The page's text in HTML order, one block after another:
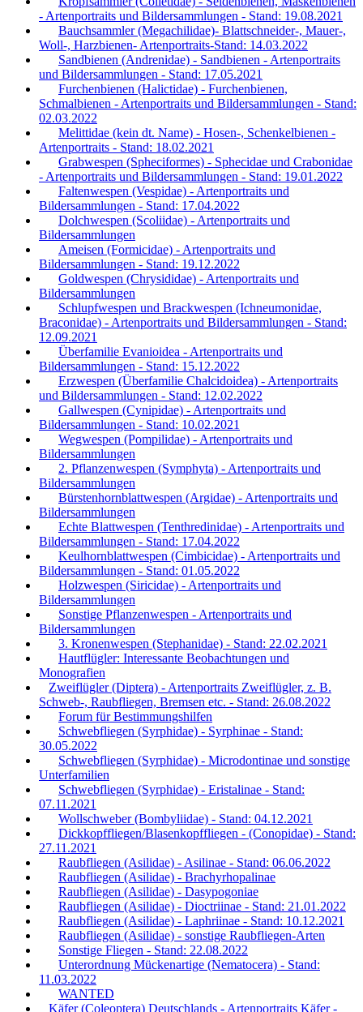
- Artenportraits und Bildersammlungen - Stand: 19.08.2021
Bauchsammler (Megachilidae)- Blattschneider-, Mauer-,
Woll-, Harzbienen- Artenportraits-Stand: 14.03.2022
Sandbienen (Andrenidae) - Sandbienen - Artenportraits
und Bildersammlungen - Stand: 17.05.2021
Furchenbienen (Halictidae) - Furchenbienen,
Schmalbienen - Artenportraits und Bildersammlungen - Stand:
02.03.2022
Melittidae (kein dt. Name) - Hosen-, Schenkelbienen -
Artenportraits - Stand: 18.02.2021
Grabwespen (Spheciformes) - Sphecidae und Crabonidae
- Artenportraits und Bildersammlungen - Stand: 19.01.2022
Faltenwespen (Vespidae) - Artenportraits und
Bildersammlungen - Stand: 17.04.2022
Dolchwespen (Scoliidae) - Artenportraits und
Bildersammlungen
Ameisen (Formicidae) - Artenportraits und
Bildersammlungen - Stand: 19.12.2022
Goldwespen (Chrysididae) - Artenportraits und
Bildersammlungen
Schlupfwespen und Brackwespen (Ichneumonidae,
Braconidae) - Artenportraits und Bildersammlungen - Stand:
12.09.2021
Überfamilie Evanioidea - Artenportraits und
Bildersammlungen - Stand: 15.12.2022
Erzwespen (Überfamilie Chalcidoidea) - Artenportraits
und Bildersammlungen - Stand: 12.02.2022
Gallwespen (Cynipidae) - Artenportraits und
Bildersammlungen - Stand: 10.02.2021
Wegwespen (Pompilidae) - Artenportraits und
Bildersammlungen
2. Pflanzenwespen (Symphyta) - Artenportraits und
Bildersammlungen
Bürstenhornblattwespen (Argidae) - Artenportraits und
Bildersammlungen
Echte Blattwespen (Tenthredinidae) - Artenportraits und
Bildersammlungen - Stand: 17.04.2022
Keulhornblattwespen (Cimbicidae) - Artenportraits und
Bildersammlungen - Stand: 01.05.2022
Holzwespen (Siricidae) - Artenportraits und
Bildersammlungen
Sonstige Pflanzenwespen - Artenportraits und
Bildersammlungen
3. Kronenwespen (Stephanidae) - Stand: 22.02.2021
Hautflügler: Interessante Beobachtungen und
Monografien
Zweiflügler (Diptera) - Artenportraits Zweiflügler, z. B.
Schweb-, Raubfliegen, Bremsen etc. - Stand: 26.08.2022
Forum für Bestimmungshilfen
Schwebfliegen (Syrphidae) - Syrphinae - Stand:
30.05.2022
Schwebfliegen (Syrphidae) - Microdontinae und sonstige
Unterfamilien
Schwebfliegen (Syrphidae) - Eristalinae - Stand:
07.11.2021
Wollschweber (Bombyliidae) - Stand: 04.12.2021
Dickkopffliegen/Blasenkopffliegen - (Conopidae) - Stand:
27.11.2021
Raubfliegen (Asilidae) - Asilinae - Stand: 06.06.2022
Raubfliegen (Asilidae) - Brachyrhopalinae
Raubfliegen (Asilidae) - Dasypogoniae
Raubfliegen (Asilidae) - Dioctriinae - Stand: 21.01.2022
Raubfliegen (Asilidae) - Laphriinae - Stand: 10.12.2021
Raubfliegen (Asilidae) - sonstige Raubfliegen-Arten
Sonstige Fliegen - Stand: 22.08.2022
Unterordnung Mückenartige (Nematocera) - Stand:
11.03.2022
WANTED
Käfer (Coleoptera) Deutschlands - Artenportraits Käfer -